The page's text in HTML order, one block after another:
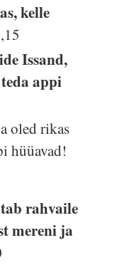
kelle
Issand,
appi
oled rikas
hüüavad!
rahvaile
mereni ja